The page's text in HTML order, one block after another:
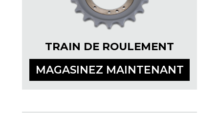
TRAIN DE ROULEMENT
MAGASINEZ MAINTENANT